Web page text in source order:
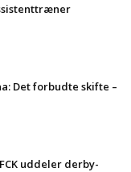
Det forbudte skifte –
uddeler derby-